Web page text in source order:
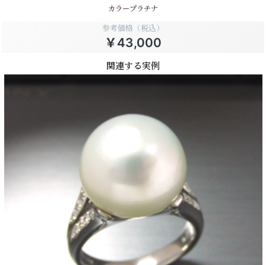
カラープラチナ
参考価格（税込）
￥43,000
関連する実例